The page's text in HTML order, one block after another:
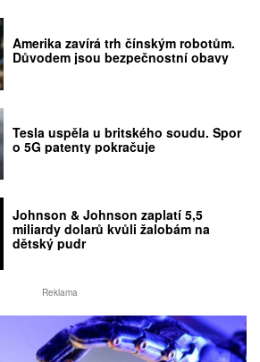
Amerika zavírá trh čínským robotům.
Důvodem jsou bezpečnostní obavy
Tesla uspěla u britského soudu. Spor
o 5G patenty pokračuje
Johnson & Johnson zaplatí 5,5
miliardy dolarů kvůli žalobám na
dětský pudr
Reklama